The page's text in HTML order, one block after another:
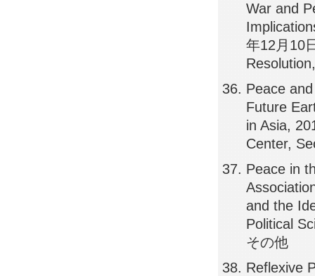
War and
年12月10
Peace
Future
in Asia,
Center,
Peace in
and the
Political
その他
Reflexive